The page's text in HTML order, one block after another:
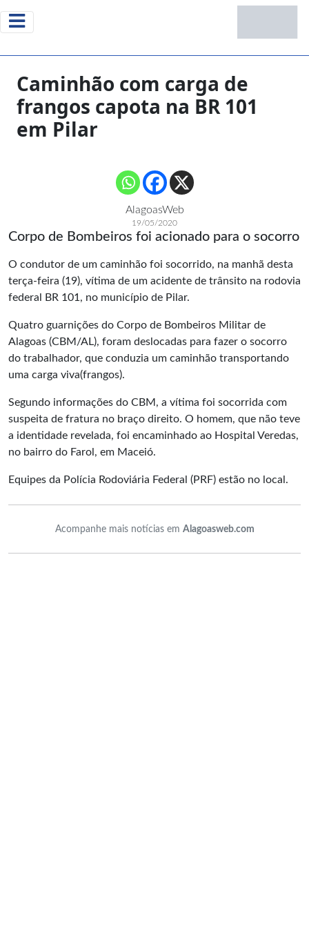
Caminhão com carga de
frangos capota na BR 101
em Pilar
AlagoasWeb
19/05/2020
Corpo de Bombeiros foi acionado para o socorro
O condutor de um caminhão foi socorrido, na manhã desta
terça-feira (19), vítima de um acidente de trânsito na rodovia
federal BR 101, no município de Pilar.
Quatro guarnições do Corpo de Bombeiros Militar de
Alagoas (CBM/AL), foram deslocadas para fazer o socorro
do trabalhador, que conduzia um caminhão transportando
uma carga viva(frangos).
Segundo informações do CBM, a vítima foi socorrida com
suspeita de fratura no braço direito. O homem, que não teve
a identidade revelada, foi encaminhado ao Hospital Veredas,
no bairro do Farol, em Maceió.
Equipes da Polícia Rodoviária Federal (PRF) estão no local.
Acompanhe mais notícias em Alagoasweb.com